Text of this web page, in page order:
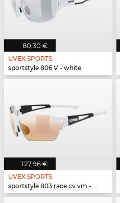
80,30 €
UVEX SPORTS
sportstyle 806 V - white
127,96 €
UVEX SPORTS
sportstyle 803 race cv vm - white black mat